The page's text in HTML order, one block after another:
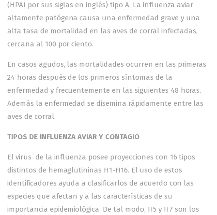
(HPAI por sus siglas en inglés) tipo A. La influenza aviar
altamente patógena causa una enfermedad grave y una
alta tasa de mortalidad en las aves de corral infectadas,
cercana al 100 por ciento.
En casos agudos, las mortalidades ocurren en las primeras
24 horas después de los primeros síntomas de la
enfermedad y frecuentemente en las siguientes 48 horas.
Además la enfermedad se disemina rápidamente entre las
aves de corral.
TIPOS DE INFLUENZA AVIAR Y CONTAGIO
El virus de la influenza posee proyecciones con 16 tipos
distintos de hemaglutininas H1-H16. El uso de estos
identificadores ayuda a clasificarlos de acuerdo con las
especies que afectan y a las características de su
importancia epidemiológica. De tal modo, H5 y H7 son los